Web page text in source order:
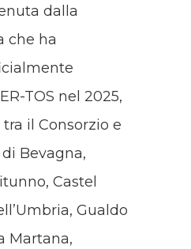
dalla
che ha
TOS nel 2025,
il Consorzio e
Bevagna,
Castel
Gualdo
Martana,